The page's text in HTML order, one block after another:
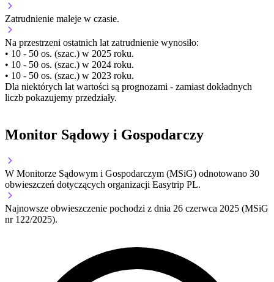
Zatrudnienie maleje w czasie.
Na przestrzeni ostatnich lat zatrudnienie wynosiło:
• 10 - 50 os. (szac.) w 2025 roku.
• 10 - 50 os. (szac.) w 2024 roku.
• 10 - 50 os. (szac.) w 2023 roku.
Dla niektórych lat wartości są prognozami - zamiast dokładnych
liczb pokazujemy przedziały.
Monitor Sądowy i Gospodarczy
W Monitorze Sądowym i Gospodarczym (MSiG) odnotowano 30
obwieszczeń dotyczących organizacji Easytrip PL.
Najnowsze obwieszczenie pochodzi z dnia 26 czerwca 2025 (MSiG
nr 122/2025).